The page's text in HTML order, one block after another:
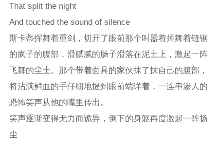
That split the night
And touched the sound of silence
斯卡蒂挥舞着重剑，切开了眼前那个叫嚣着挥舞着链锯
的疯子的腹部，滑腻腻的肠子滑落在泥土上，激起一阵
飞舞的尘土。那个带着面具的家伙抹了抹自己的腹部，
将沾满鲜血的手仔细地提到眼前端详着，一连串渗人的
恐怖笑声从他的嘴里传出。
笑声逐渐变得无力而诡异，倒下的身躯再度激起一阵扬
尘